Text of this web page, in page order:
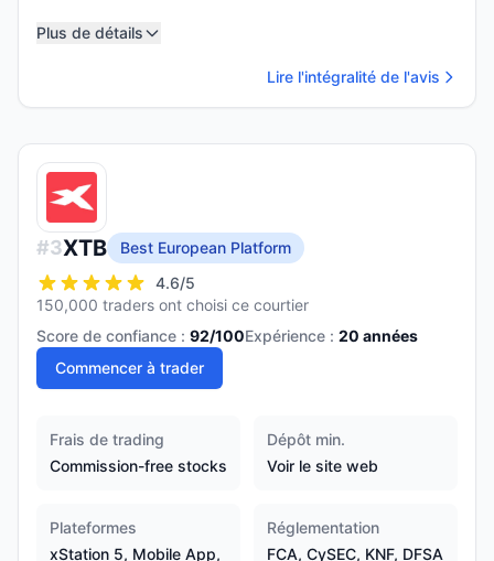
Plus de détails
Lire l'intégralité de l'avis
#3XTB
Best European Platform
4.6/5
150,000 traders ont choisi ce courtier
Score de confiance : 92/100Expérience : 20 années
Commencer à trader
Frais de trading
Commission-free stocks
Dépôt min.
Voir le site web
Plateformes
xStation 5, Mobile App,
Réglementation
FCA, CySEC, KNF, DFSA